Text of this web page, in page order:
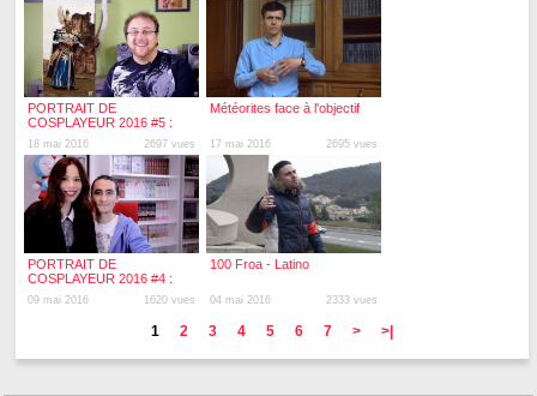
PORTRAIT DE
COSPLAYEUR 2016 #5 :
Aldarion Cosplay
18 mai 2016 2697 vues
Météorites face à l'objectif
17 mai 2016 2695 vues
PORTRAIT DE
COSPLAYEUR 2016 #4 :
Patricia et Alex cosplay
09 mai 2016 1620 vues
100 Froa - Latino
04 mai 2016 2333 vues
1 2 3 4 5 6 7 > >|